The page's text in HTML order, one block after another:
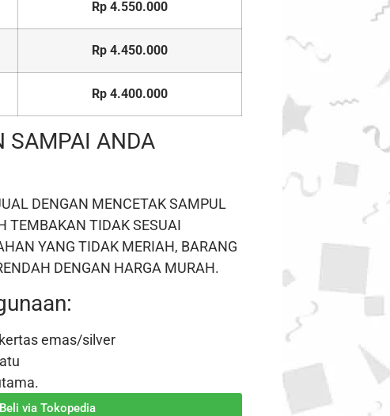
Rp 4.550.000
Rp 4.450.000
Rp 4.400.000
SAMPAI ANDA
DENGAN MENCETAK SAMPUL
TEMBAKAN TIDAK SESUAI
YANG TIDAK MERIAH, BARANG
DENGAN HARGA MURAH.
emas/silver
Beli via Tokopedia